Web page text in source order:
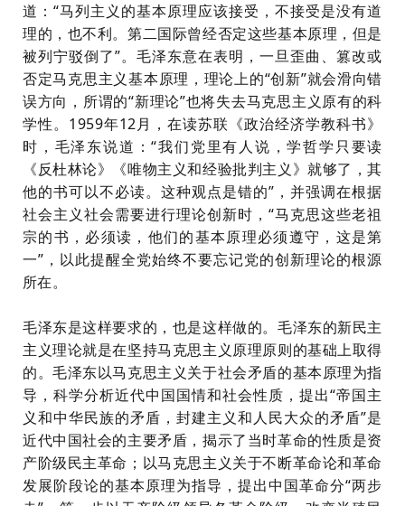
道：“马列主义的基本原理应该接受，不接受是没有道
理的，也不利。第二国际曾经否定这些基本原理，但是
被列宁驳倒了”。毛泽东意在表明，一旦歪曲、篡改或
否定马克思主义基本原理，理论上的“创新”就会滑向错
误方向，所谓的“新理论”也将失去马克思主义原有的科
学性。1959年12月，在读苏联《政治经济学教科书》
时，毛泽东说道：“我们党里有人说，学哲学只要读
《反杜林论》《唯物主义和经验批判主义》就够了，其
他的书可以不必读。这种观点是错的”，并强调在根据
社会主义社会需要进行理论创新时，“马克思这些老祖
宗的书，必须读，他们的基本原理必须遵守，这是第
一”，以此提醒全党始终不要忘记党的创新理论的根源
所在。
毛泽东是这样要求的，也是这样做的。毛泽东的新民主
主义理论就是在坚持马克思主义原理原则的基础上取得
的。毛泽东以马克思主义关于社会矛盾的基本原理为指
导，科学分析近代中国国情和社会性质，提出“帝国主
义和中华民族的矛盾，封建主义和人民大众的矛盾”是
近代中国社会的主要矛盾，揭示了当时革命的性质是资
产阶级民主革命；以马克思主义关于不断革命论和革命
发展阶段论的基本原理为指导，提出中国革命分“两步